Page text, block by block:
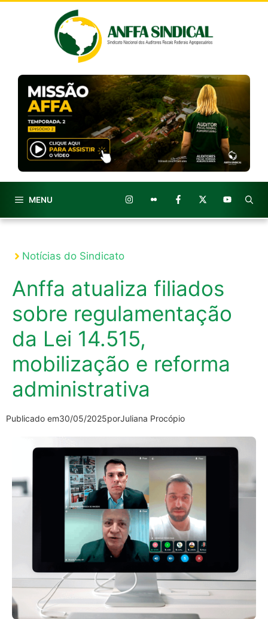
MENU
Notícias do Sindicato
Anffa atualiza filiados
sobre regulamentação
da Lei 14.515,
mobilização e reforma
administrativa
Publicado em30/05/2025porJuliana Procópio